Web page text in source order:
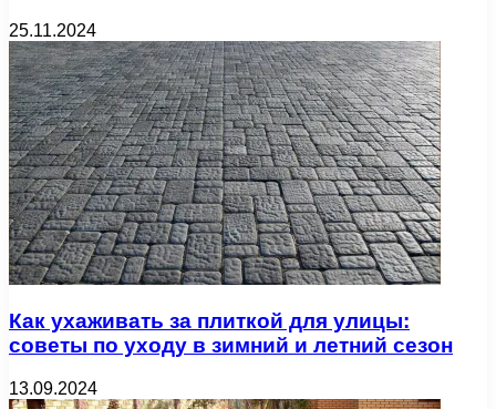
25.11.2024
Как ухаживать за плиткой для улицы:
советы по уходу в зимний и летний сезон
13.09.2024